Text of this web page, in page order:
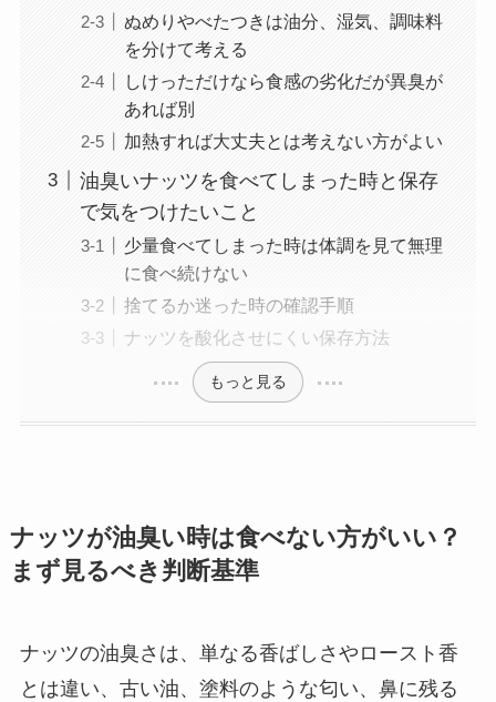
ぬめりやべたつきは油分、湿気、調味料
を分けて考える
しけっただけなら食感の劣化だが異臭が
あれば別
加熱すれば大丈夫とは考えない方がよい
油臭いナッツを食べてしまった時と保存
で気をつけたいこと
少量食べてしまった時は体調を見て無理
に食べ続けない
捨てるか迷った時の確認手順
ナッツを酸化させにくい保存方法
もっと見る
ナッツが油臭い時は食べない方がいい？
まず見るべき判断基準
ナッツの油臭さは、単なる香ばしさやロースト香
とは違い、古い油、塗料のような匂い、鼻に残る